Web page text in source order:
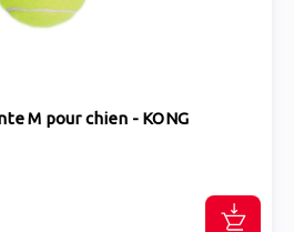
M pour chien - KONG